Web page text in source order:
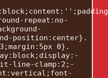
repeat:no-
position:center}.
0}.
line-clamp:2;-